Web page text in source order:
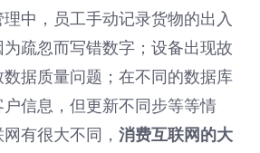
中，员工手动记录货物的出入
疏忽而写错数字；设备出现故
据质量问题；在不同的数据库
信息，但更新不同步等等情
有很大不同，消费互联网的大